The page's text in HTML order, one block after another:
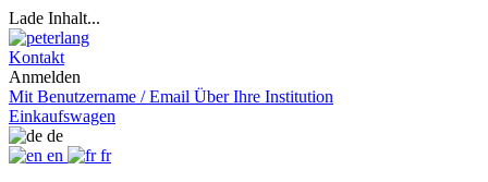
Lade Inhalt...
Kontakt
Anmelden
Mit Benutzername / Email Über Ihre Institution
Einkaufswagen
de
en
fr